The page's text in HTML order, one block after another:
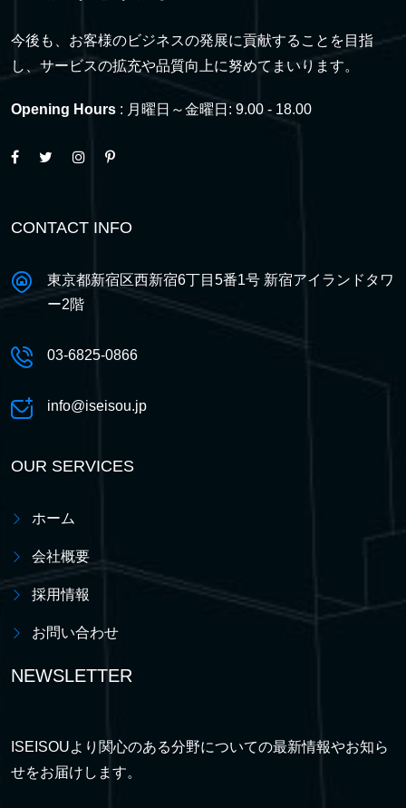
今後も、お客様のビジネスの発展に貢献することを目指
し、サービスの拡充や品質向上に努めてまいります。
Opening Hours : 月曜日～金曜日: 9.00 - 18.00
CONTACT INFO
東京都新宿区西新宿6丁目5番1号 新宿アイランドタワ
ー2階
03-6825-0866
info@iseisou.jp
OUR SERVICES
ホーム
会社概要
採用情報
お問い合わせ
NEWSLETTER
ISEISOUより関心のある分野についての最新情報やお知ら
せをお届けします。